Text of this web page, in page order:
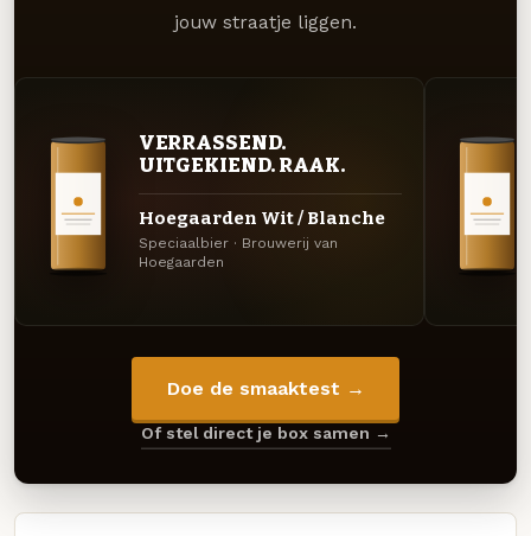
jouw straatje liggen.
VERRASSEND.
UITGEKIEND. RAAK.
Hoegaarden Wit / Blanche
Speciaalbier · Brouwerij van
Hoegaarden
Doe de smaaktest →
Of stel direct je box samen →